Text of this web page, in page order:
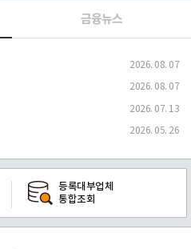
금융뉴스
2026. 08. 07
2026. 08. 07
2026. 07. 13
2026. 05. 26
등록대부업체
통합조회